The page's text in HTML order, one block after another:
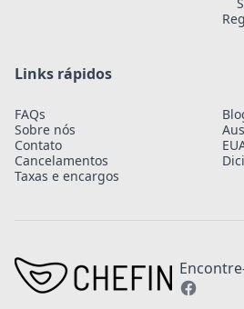
Links rápidos
FAQs
Sobre nós
Contato
Cancelamentos
Taxas e encargos